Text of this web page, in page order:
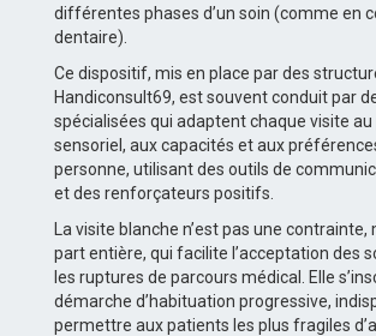
différentes phases d’un soin (comme en
dentaire).
Ce dispositif, mis en place par des
Handiconsult69, est souvent conduit par
spécialisées qui adaptent chaque visite au
sensoriel, aux capacités et aux
personne, utilisant des outils de
et des renforçateurs positifs.
La visite blanche n’est pas une contrainte,
part entière, qui facilite l’acceptation des
les ruptures de parcours médical. Elle
démarche d’habituation progressive,
permettre aux patients les plus fragiles